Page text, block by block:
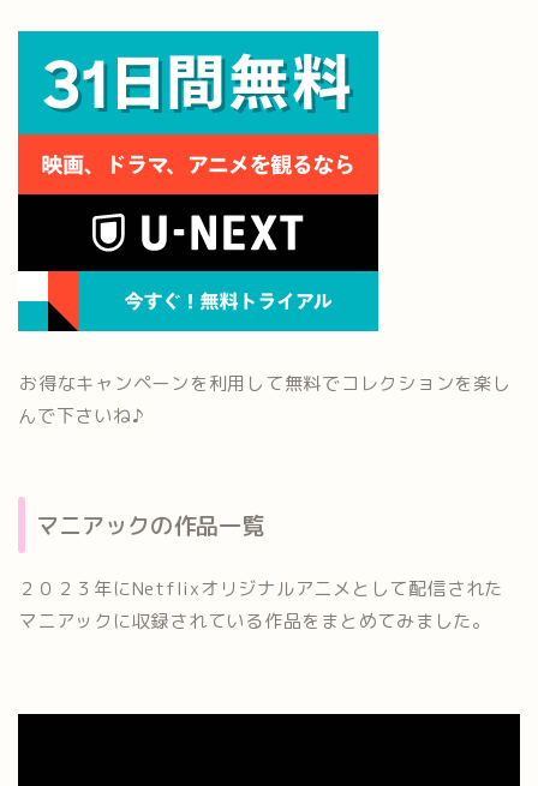
お得なキャンペーンを利用して無料でコレクションを楽し
んで下さいね♪
マニアックの作品一覧
２０２３年にNetflixオリジナルアニメとして配信された
マニアックに収録されている作品をまとめてみました。